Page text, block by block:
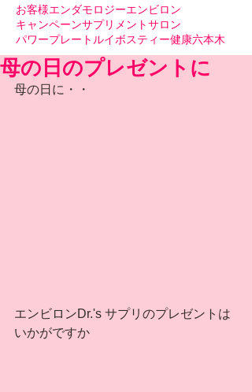
お客様エンダモロジーエンビロン
キャンペーンサプリメントサロン
パワープレート ルイボスティー健康六本木
母の日のプレゼントに
母の日に・・
エンビロンDr.'s サプリのプレゼントは
いかがですか